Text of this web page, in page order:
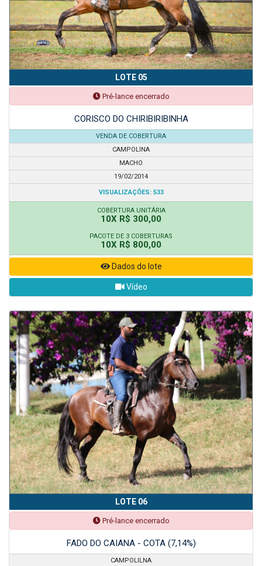
LOTE 05
Pré-lance encerrado
CORISCO DO CHIRIBIRIBINHA
VENDA DE COBERTURA
CAMPOLINA
MACHO
19/02/2014
VISUALIZAÇÕES: 533
COBERTURA UNITÁRIA
10X R$ 300,00
PACOTE DE 3 COBERTURAS
10X R$ 800,00
Dados do lote
Vídeo
LOTE 06
Pré-lance encerrado
FADO DO CAIANA - COTA (7,14%)
CAMPOLILNA